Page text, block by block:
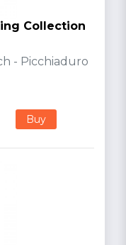
Collection
- Picchiaduro
Buy